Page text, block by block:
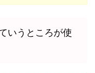
いうところが使